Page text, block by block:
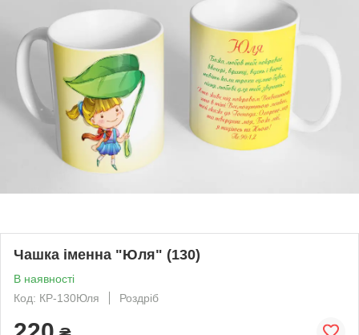
Чашка іменна "Юля" (130)
В наявності
Код: КР-130Юля
Роздріб